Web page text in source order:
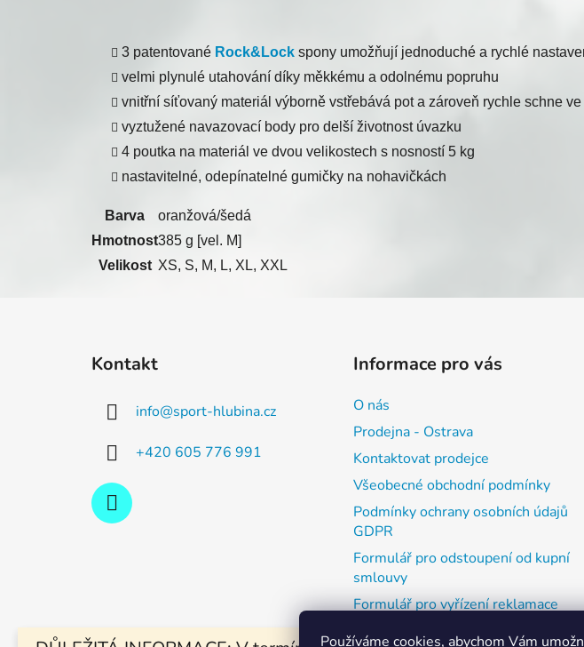
Používáme cookies, abychom Vám
3 patentované Rock&Lock spony umožňují jednoduché a rychlé
velmi plynulé utahování díky měkkému a odolnému popruhu
vnitřní síťovaný materiál výborně vstřebává pot a zároveň rychle schne
vyztužené navazovací body pro delší životnost úvazku
4 poutka na materiál ve dvou velikostech s nosností 5 kg
nastavitelné, odepínatelné gumičky na nohavičkách
Barva
oranžová/šedá
Hmotnost385 g [vel. M]
Velikost XS, S, M, L, XL, XXL
Kontakt
info@sport-hlubina.cz
+420 605 776 991
Informace pro vás
O nás
Prodejna - Ostrava
Kontaktovat prodejce
Všeobecné obchodní podmínky
Podmínky ochrany osobních údajů
GDPR
Formulář pro odstoupení od kupní
smlouvy
Formulář pro vyřízení reklamace